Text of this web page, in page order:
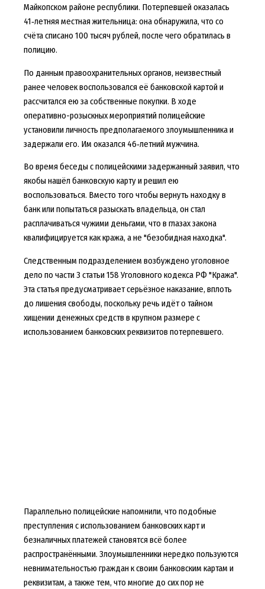
Майкопском районе республики. Потерпевшей оказалась
41‑летняя местная жительница: она обнаружила, что со
счёта списано 100 тысяч рублей, после чего обратилась в
полицию.
По данным правоохранительных органов, неизвестный
ранее человек воспользовался её банковской картой и
рассчитался ею за собственные покупки. В ходе
оперативно-розыскных мероприятий полицейские
установили личность предполагаемого злоумышленника и
задержали его. Им оказался 46‑летний мужчина.
Во время беседы с полицейскими задержанный заявил, что
якобы нашёл банковскую карту и решил ею
воспользоваться. Вместо того чтобы вернуть находку в
банк или попытаться разыскать владельца, он стал
расплачиваться чужими деньгами, что в глазах закона
квалифицируется как кража, а не "безобидная находка".
Следственным подразделением возбуждено уголовное
дело по части 3 статьи 158 Уголовного кодекса РФ "Кража".
Эта статья предусматривает серьёзное наказание, вплоть
до лишения свободы, поскольку речь идёт о тайном
хищении денежных средств в крупном размере с
использованием банковских реквизитов потерпевшего.
Параллельно полицейские напомнили, что подобные
преступления с использованием банковских карт и
безналичных платежей становятся всё более
распространёнными. Злоумышленники нередко пользуются
невнимательностью граждан к своим банковским картам и
реквизитам, а также тем, что многие до сих пор не